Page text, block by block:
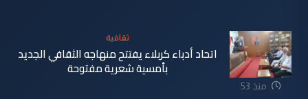
منذ 53
ثقافية
اتحاد أدباء كربلاء يفتتح منهاجه الثقافي الجديد
بأمسية شعرية مفتوحة